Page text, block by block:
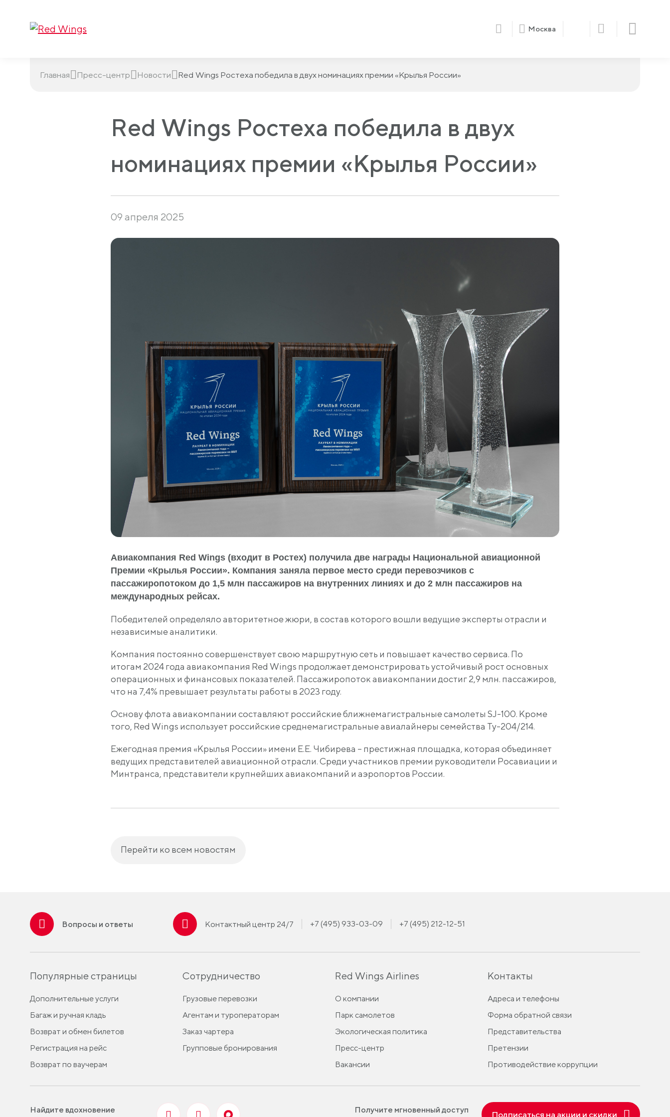
Москва
Главная Пресс-центр Новости Red Wings Ростеха победила в двух номинациях премии «Крылья России»
Red Wings Ростеха победила в двух
номинациях премии «Крылья России»
09 апреля 2025
Авиакомпания Red Wings (входит в Ростех) получила две награды Национальной авиационной
Премии «Крылья России». Компания заняла первое место среди перевозчиков с
пассажиропотоком до 1,5 млн пассажиров на внутренних линиях и до 2 млн пассажиров на
международных рейсах.
Победителей определяло авторитетное жюри, в состав которого вошли ведущие эксперты отрасли и
независимые аналитики.
Компания постоянно совершенствует свою маршрутную сеть и повышает качество сервиса. По
итогам 2024 года авиакомпания Red Wings продолжает демонстрировать устойчивый рост основных
операционных и финансовых показателей. Пассажиропоток авиакомпании достиг 2,9 млн. пассажиров,
что на 7,4% превышает результаты работы в 2023 году.
Основу флота авиакомпании составляют российские ближнемагистральные самолеты SJ-100. Кроме
того, Red Wings использует российские среднемагистральные авиалайнеры семейства Ту-204/214.
Ежегодная премия «Крылья России» имени Е.Е. Чибирева – престижная площадка, которая объединяет
ведущих представителей авиационной отрасли. Среди участников премии руководители Росавиации и
Минтранса, представители крупнейших авиакомпаний и аэропортов России.
Перейти ко всем новостям
Вопросы и ответы Контактный центр 24/7 +7 (495) 933-03-09 +7 (495) 212-12-51
Популярные страницы
Дополнительные услуги
Багаж и ручная кладь
Возврат и обмен билетов
Регистрация на рейс
Возврат по ваучерам
Сотрудничество
Грузовые перевозки
Агентам и туроператорам
Заказ чартера
Групповые бронирования
Red Wings Airlines
О компании
Парк самолетов
Экологическая политика
Пресс-центр
Вакансии
Контакты
Адреса и телефоны
Форма обратной связи
Представительства
Претензии
Противодействие коррупции
Найдите вдохновение
Получите мгновенный доступ
Подписаться на акции и скидки